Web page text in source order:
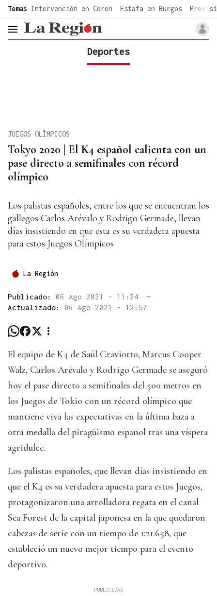
common.go-to-content
Temas Intervención en Coren Estafa en Burgos
header.menu.open
Deportes
Tokyo 2020 | El K4 español calienta con un
pase directo a semifinales con récord
olímpico
JUEGOS OLÍMPICOS
Los palistas españoles, entre los que se encuentran los
gallegos Carlos Arévalo y Rodrigo Germade, llevan
días insistiendo en que esta es su verdadera apuesta
para estos Juegos Olímpicos
La Región
Publicado: 06 Ago 2021 - 11:24
—
Actualizado: 06 Ago 2021 - 12:57
El equipo de K4 de Saúl Craviotto, Marcus Cooper
Walz, Carlos Arévalo y Rodrigo Germade se aseguró
hoy el pase directo a semifinales del 500 metros en
los Juegos de Tokio con un récord olímpico que
mantiene viva las expectativas en la última baza a
otra medalla del piragüismo español tras una víspera
agridulce.
Los palistas españoles, que llevan días insistiendo en
que el K4 es su verdadera apuesta para estos Juegos,
protagonizaron una arrolladora regata en el canal
Sea Forest de la capital japonesa en la que quedaron
cabezas de serie con un tiempo de 1:21.658, que
estableció un nuevo mejor tiempo para el evento
deportivo.